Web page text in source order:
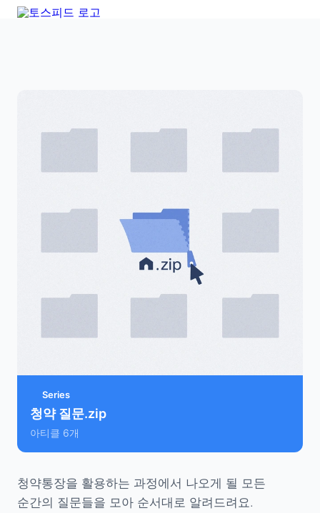
Series
청약 질문.zip
아티클 6개
청약통장을 활용하는 과정에서 나오게 될 모든
순간의 질문들을 모아 순서대로 알려드려요.